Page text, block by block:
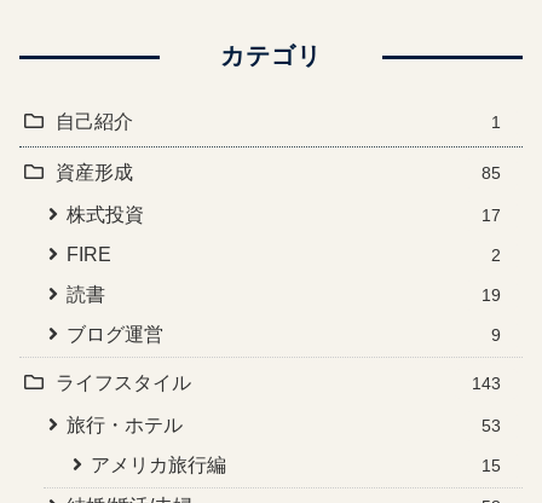
カテゴリ
自己紹介 1
資産形成 85
株式投資 17
FIRE 2
読書 19
ブログ運営 9
ライフスタイル 143
旅行・ホテル 53
アメリカ旅行編 15